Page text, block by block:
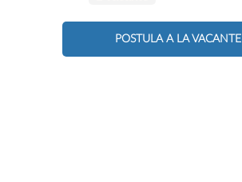
POSTULA A LA VACANTE